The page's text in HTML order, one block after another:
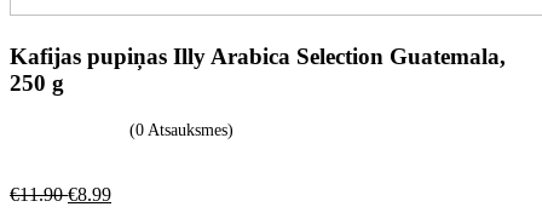
Kafijas pupiņas Illy Arabica Selection Guatemala,
250 g
(0 Atsauksmes)
€11.90 €8.99